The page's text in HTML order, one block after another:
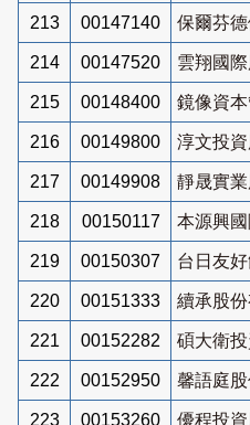
213 00147140 保爾芬
214 00147520 雲翔國
215 00148400 鏡像資
216 00149800 淳文投
217 00149908 靜晟實
218 00150117 本源興
219 00150307 台日友
220 00151333 續承股份
221 00152282 碩大衛
222 00152950 馨語庭
223 00153260 優程投